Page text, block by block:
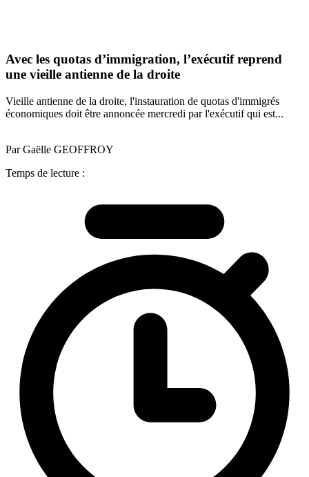
Avec les quotas d’immigration, l’exécutif reprend
une vieille antienne de la droite
Vieille antienne de la droite, l'instauration de quotas d'immigrés
économiques doit être annoncée mercredi par l'exécutif qui est...
Par Gaëlle GEOFFROY
Temps de lecture :